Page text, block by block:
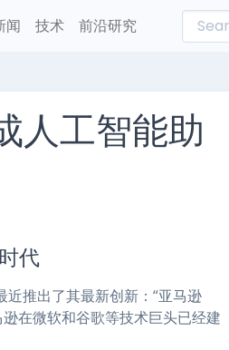
闻 技术 前沿研究
人工智能助
代
推出了其最新创新：“亚马逊
在微软和谷歌等技术巨头已经建